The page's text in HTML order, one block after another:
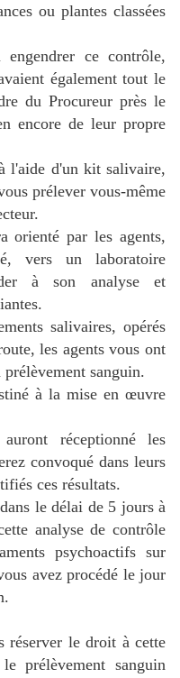
ou plantes classées
ce contrôle,
également tout le
du Procureur près le
encore de leur propre
l'aide d'un kit salivaire,
prélever vous-même
orienté par les agents,
vers un laboratoire
à son analyse et
salivaires, opérés
les agents vous ont
sanguin.
à la mise en œuvre
réceptionné les
convoqué dans leurs
ces résultats.
le délai de 5 jours à
analyse de contrôle
psychoactifs sur
avez procédé le jour
réserver le droit à cette
prélèvement sanguin